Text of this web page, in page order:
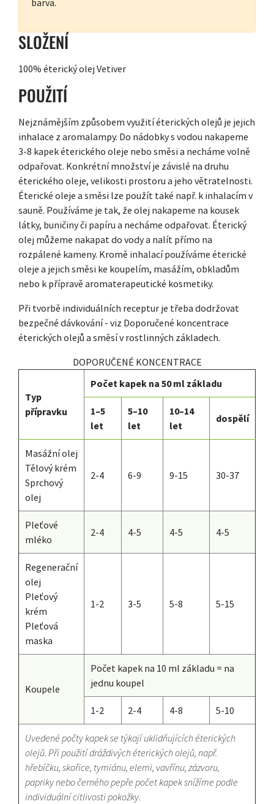
barva.
SLOŽENÍ
100% éterický olej Vetiver
POUŽITÍ
Nejznámějším způsobem využití éterických olejů je jejich
inhalace z aromalampy. Do nádobky s vodou nakapeme
3-8 kapek éterického oleje nebo směsi a necháme volně
odpařovat. Konkrétní množství je závislé na druhu
éterického oleje, velikosti prostoru a jeho větratelnosti.
Éterické oleje a směsi lze použít také např. k inhalacím v
sauně. Používáme je tak, že olej nakapeme na kousek
látky, buničiny či papíru a necháme odpařovat. Éterický
olej můžeme nakapat do vody a nalít přímo na
rozpálené kameny. Kromě inhalací používáme éterické
oleje a jejich směsi ke koupelím, masážím, obkladům
nebo k přípravě aromaterapeutické kosmetiky.
Při tvorbě individuálních receptur je třeba dodržovat
bezpečné dávkování - viz Doporučené koncentrace
éterických olejů a směsí v rostlinných základech.
DOPORUČENÉ KONCENTRACE
Typ
přípravku
Počet kapek na 50 ml základu
1–5
let
5–10
let
10–14
let
dospělí
Masážní olej
Tělový krém
Sprchový
olej
2-4 6-9 9-15 30-37
Pleťové
mléko
2-4 4-5 4-5 4-5
Regenerační
olej
Pleťový
krém
Pleťová
maska
1-2 3-5 5-8 5-15
Koupele
Počet kapek na 10 ml základu = na
jednu koupel
1-2 2-4 4-8 5-10
Uvedené počty kapek se týkají uklidňujících éterických
olejů. Při použití dráždivých éterických olejů, např.
hřebíčku, skořice, tymiánu, elemi, vavřínu, zázvoru,
papriky nebo černého pepře počet kapek snížíme podle
individuální citlivosti pokožky.